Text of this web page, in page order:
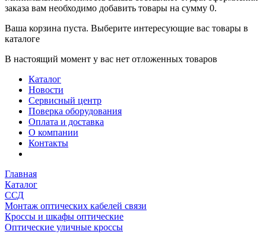
заказа вам необходимо добавить товары на сумму 0.
Ваша корзина пуста. Выберите интересующие вас товары в
каталоге
В настоящий момент у вас нет отложенных товаров
Каталог
Новости
Сервисный центр
Поверка оборудования
Оплата и доставка
О компании
Контакты
Главная
Каталог
ССД
Монтаж оптических кабелей связи
Кроссы и шкафы оптические
Оптические уличные кроссы